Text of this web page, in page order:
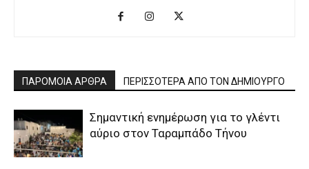
ΠΑΡΟΜΟΙΑ ΑΡΘΡΑ ΠΕΡΙΣΣΟΤΕΡΑ ΑΠΟ ΤΟΝ ΔΗΜΙΟΥΡΓΟ
Σημαντική ενημέρωση για το γλέντι
αύριο στον Ταραμπάδο Τήνου